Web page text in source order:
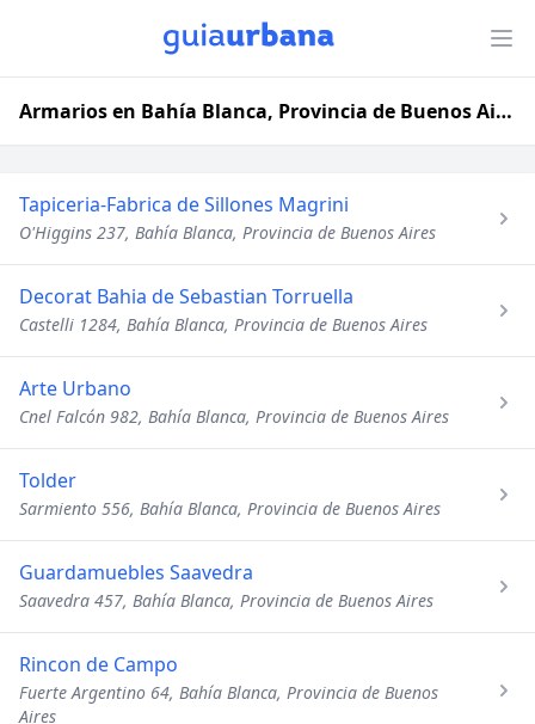
Armarios en Bahía Blanca, Provincia de Buenos Aires
Tapiceria-Fabrica de Sillones Magrini
O'Higgins 237, Bahía Blanca, Provincia de Buenos Aires
Decorat Bahia de Sebastian Torruella
Castelli 1284, Bahía Blanca, Provincia de Buenos Aires
Arte Urbano
Cnel Falcón 982, Bahía Blanca, Provincia de Buenos Aires
Tolder
Sarmiento 556, Bahía Blanca, Provincia de Buenos Aires
Guardamuebles Saavedra
Saavedra 457, Bahía Blanca, Provincia de Buenos Aires
Rincon de Campo
Fuerte Argentino 64, Bahía Blanca, Provincia de Buenos
Aires